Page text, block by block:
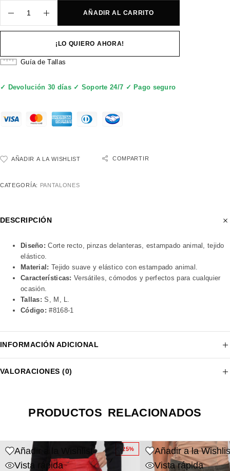
AÑADIR AL CARRITO
¡LO QUIERO AHORA!
Guía de Tallas
✓ Devolución 30 días ✓ Soporte 24/7 ✓ Pago seguro
AÑADIR A LA WISHLIST COMPARTIR
CATEGORÍA: PANTALONES
DESCRIPCIÓN
Diseño: Corte recto, pinzas delanteras, estampado animal, tejido
elástico.
Material: Tejido suave y elástico con estampado animal.
Características: Versátiles, cómodos y perfectos para cualquier
ocasión.
Tallas: S, M, L.
Código: #8168-1
INFORMACIÓN ADICIONAL
VALORACIONES (0)
PRODUCTOS RELACIONADOS
-25%
Añadir a la Wishlist
Vista rápida
Añadir a la
Vista rápida